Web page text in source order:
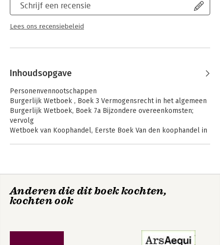
Schrijf een recensie
Lees ons recensiebeleid
Inhoudsopgave
Personenvennootschappen
Burgerlijk Wetboek , Boek 3 Vermogensrecht in het algemeen
Burgerlijk Wetboek, Boek 7a Bijzondere overeenkomsten;
vervolg
Wetboek van Koophandel, Eerste Boek Van den koophandel in
Wet op de formeel buitenlandse vennootschappen
EESV-Verordening
Uitvoeringswet verordening Europese vennootschap
Anderen die dit boek kochten,
kochten ook